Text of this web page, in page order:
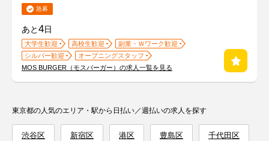
急募
あと4日
大学生歓迎 高校生歓迎
副業・Ｗワーク歓迎
シルバー歓迎
オープニングスタッフ
MOS BURGER（モスバーガー）の求人一覧を見る
東京都の人気のエリア・駅から日払い／週払いの求人を探す
渋谷区 新宿区 港区 豊島区 千代田区